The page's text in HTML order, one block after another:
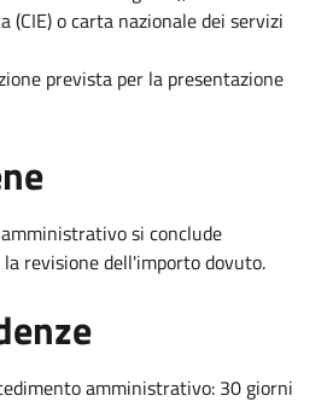
(CIE) o carta nazionale dei servizi
prevista per la presentazione
si conclude
revisione dell'importo dovuto.
amministrativo: 30 giorni